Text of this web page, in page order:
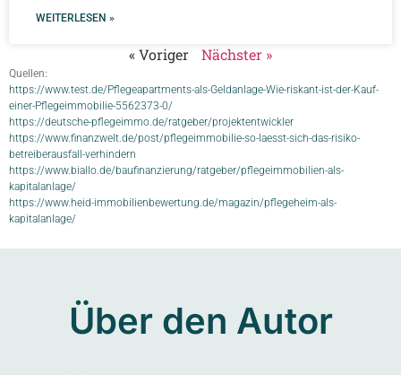
WEITERLESEN »
« Voriger Nächster »
Quellen:
https://www.test.de/Pflegeapartments-als-Geldanlage-Wie-riskant-ist-der-Kauf-
einer-Pflegeimmobilie-5562373-0/
https://deutsche-pflegeimmo.de/ratgeber/projektentwickler
https://www.finanzwelt.de/post/pflegeimmobilie-so-laesst-sich-das-risiko-
betreiberausfall-verhindern
https://www.biallo.de/baufinanzierung/ratgeber/pflegeimmobilien-als-
kapitalanlage/
https://www.heid-immobilienbewertung.de/magazin/pflegeheim-als-
kapitalanlage/
Über den Autor